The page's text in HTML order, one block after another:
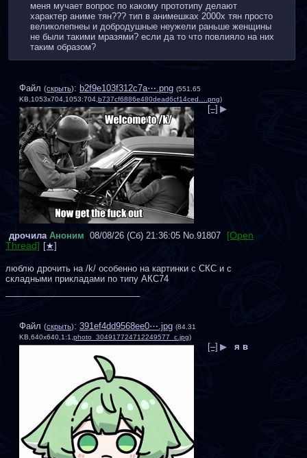
меня мучает вопрос по какому прототипу делают
характер аниме тян??? тип в анимешках 2000х тян просто
великолепнеы и добродушные неужели раньше женщины
не были такими мразями? если да то что повлияло на них
таким образом?
Файл (скрыть): b2f9e103f312c7a⋯.png (551.65
KB,1053x704,1053:704, b737cf6886e480dead6cf14ced….png)
[–] ▶
дрочила Аноним 08/08/26 (Сб) 21:36:05 No. 91807
[Open
Thread]
люблю дрочить на /k/ особенно на картинки с СКС и с
складными прикладами по типу АКС74
Файл (скрыть): 391ef4dd9568ee0⋯.jpg (84.31
KB,640x640,1:1,photo_304917724712249577_c.jpg)
[–] ▶ я в